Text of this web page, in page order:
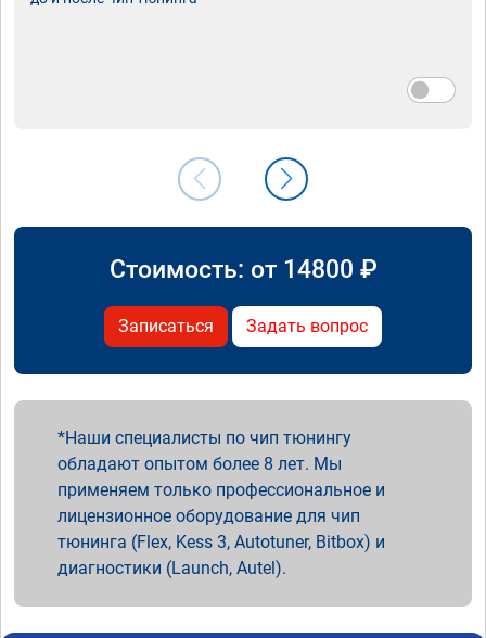
Стоимость: от 14800 ₽
Записаться Задать вопрос
Наши специалисты по чип тюнингу
обладают опытом более 8 лет. Мы
применяем только профессиональное и
лицензионное оборудование для чип
тюнинга (Flex, Kess 3, Autotuner, Bitbox) и
диагностики (Launch, Autel).